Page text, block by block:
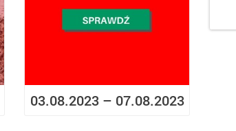
03.08.2023 – 07.08.2023